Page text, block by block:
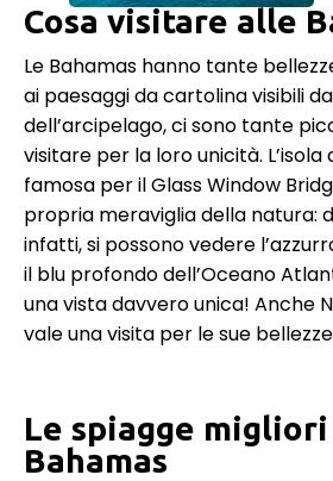
Cosa visitare alle
Le Bahamas hanno tante
ai paesaggi da cartolina visibili
dell’arcipelago, ci sono tante
visitare per la loro unicità. L’isola
famosa per il Glass Window
propria meraviglia della natura:
infatti, si possono vedere
il blu profondo dell’Oceano
una vista davvero unica! Anche
vale una visita per le sue
Le spiagge
Bahamas